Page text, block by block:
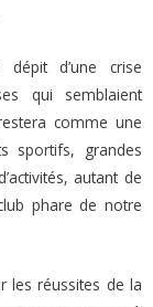
dépit d’une crise
qui semblaient
comme une
sportifs, grandes
autant de
phare de notre
les réussites de la